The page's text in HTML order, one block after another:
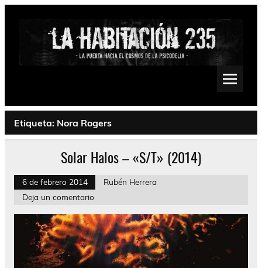
Saltar
Psychedelic, Stoner, Doom, Sludge, Fuzz, Space, Drone
Etiqueta: Nora Rogers
Solar Halos – «S/T» (2014)
6 de febrero 2014
Rubén Herrera
Deja un comentario